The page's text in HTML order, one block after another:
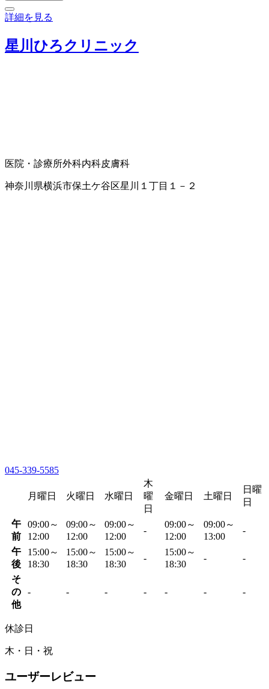
詳細を見る
星川ひろクリニック
医院・診療所外科内科皮膚科
神奈川県横浜市保土ケ谷区星川１丁目１－２
045-339-5585
月曜日 火曜日 水曜日
木
曜
日
金曜日 土曜日
日曜
日
午
前
09:00～
12:00
09:00～
12:00
09:00～
12:00
-
09:00～
12:00
09:00～
13:00
-
午
後
15:00～
18:30
15:00～
18:30
15:00～
18:30
-
15:00～
18:30
- -
そ
の
他
- - - - - - -
休診日
木・日・祝
ユーザーレビュー